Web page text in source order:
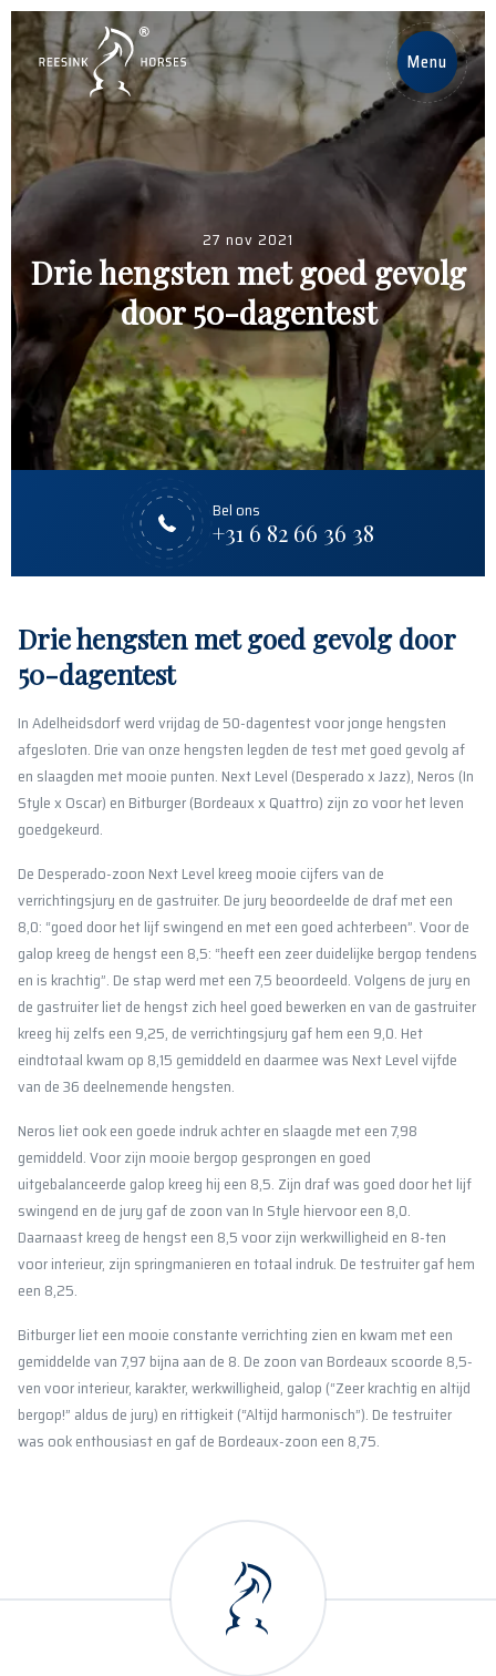
Menu
NL
Home
Paarden
Hengsten
Nieuws
Over ons
Contact
27 nov 2021
Drie hengsten met goed gevolg
door 50-dagentest
Bel ons
+31 6 82 66 36 38
Drie hengsten met goed gevolg door
50-dagentest
In Adelheidsdorf werd vrijdag de 50-dagentest voor jonge hengsten
afgesloten. Drie van onze hengsten legden de test met goed gevolg af
en slaagden met mooie punten. Next Level (Desperado x Jazz), Neros (In
Style x Oscar) en Bitburger (Bordeaux x Quattro) zijn zo voor het leven
goedgekeurd.
De Desperado-zoon Next Level kreeg mooie cijfers van de
verrichtingsjury en de gastruiter. De jury beoordeelde de draf met een
8,0: “goed door het lijf swingend en met een goed achterbeen”. Voor de
galop kreeg de hengst een 8,5: “heeft een zeer duidelijke bergop tendens
en is krachtig”. De stap werd met een 7,5 beoordeeld. Volgens de jury en
de gastruiter liet de hengst zich heel goed bewerken en van de gastruiter
kreeg hij zelfs een 9,25, de verrichtingsjury gaf hem een 9,0. Het
eindtotaal kwam op 8,15 gemiddeld en daarmee was Next Level vijfde
van de 36 deelnemende hengsten.
Neros liet ook een goede indruk achter en slaagde met een 7,98
gemiddeld. Voor zijn mooie bergop gesprongen en goed
uitgebalanceerde galop kreeg hij een 8,5. Zijn draf was goed door het lijf
swingend en de jury gaf de zoon van In Style hiervoor een 8,0.
Daarnaast kreeg de hengst een 8,5 voor zijn werkwilligheid en 8-ten
voor interieur, zijn springmanieren en totaal indruk. De testruiter gaf hem
een 8,25.
Bitburger liet een mooie constante verrichting zien en kwam met een
gemiddelde van 7,97 bijna aan de 8. De zoon van Bordeaux scoorde 8,5-
ven voor interieur, karakter, werkwilligheid, galop (“Zeer krachtig en altijd
bergop!” aldus de jury) en rittigkeit (“Altijd harmonisch”). De testruiter
was ook enthousiast en gaf de Bordeaux-zoon een 8,75.